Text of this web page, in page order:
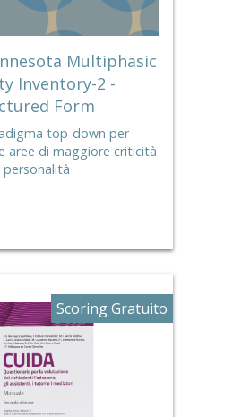
Multiphasic
Inventory-2 -
Form
top-down per
aree di maggiore criticità
personalità
Scoring Gratuito